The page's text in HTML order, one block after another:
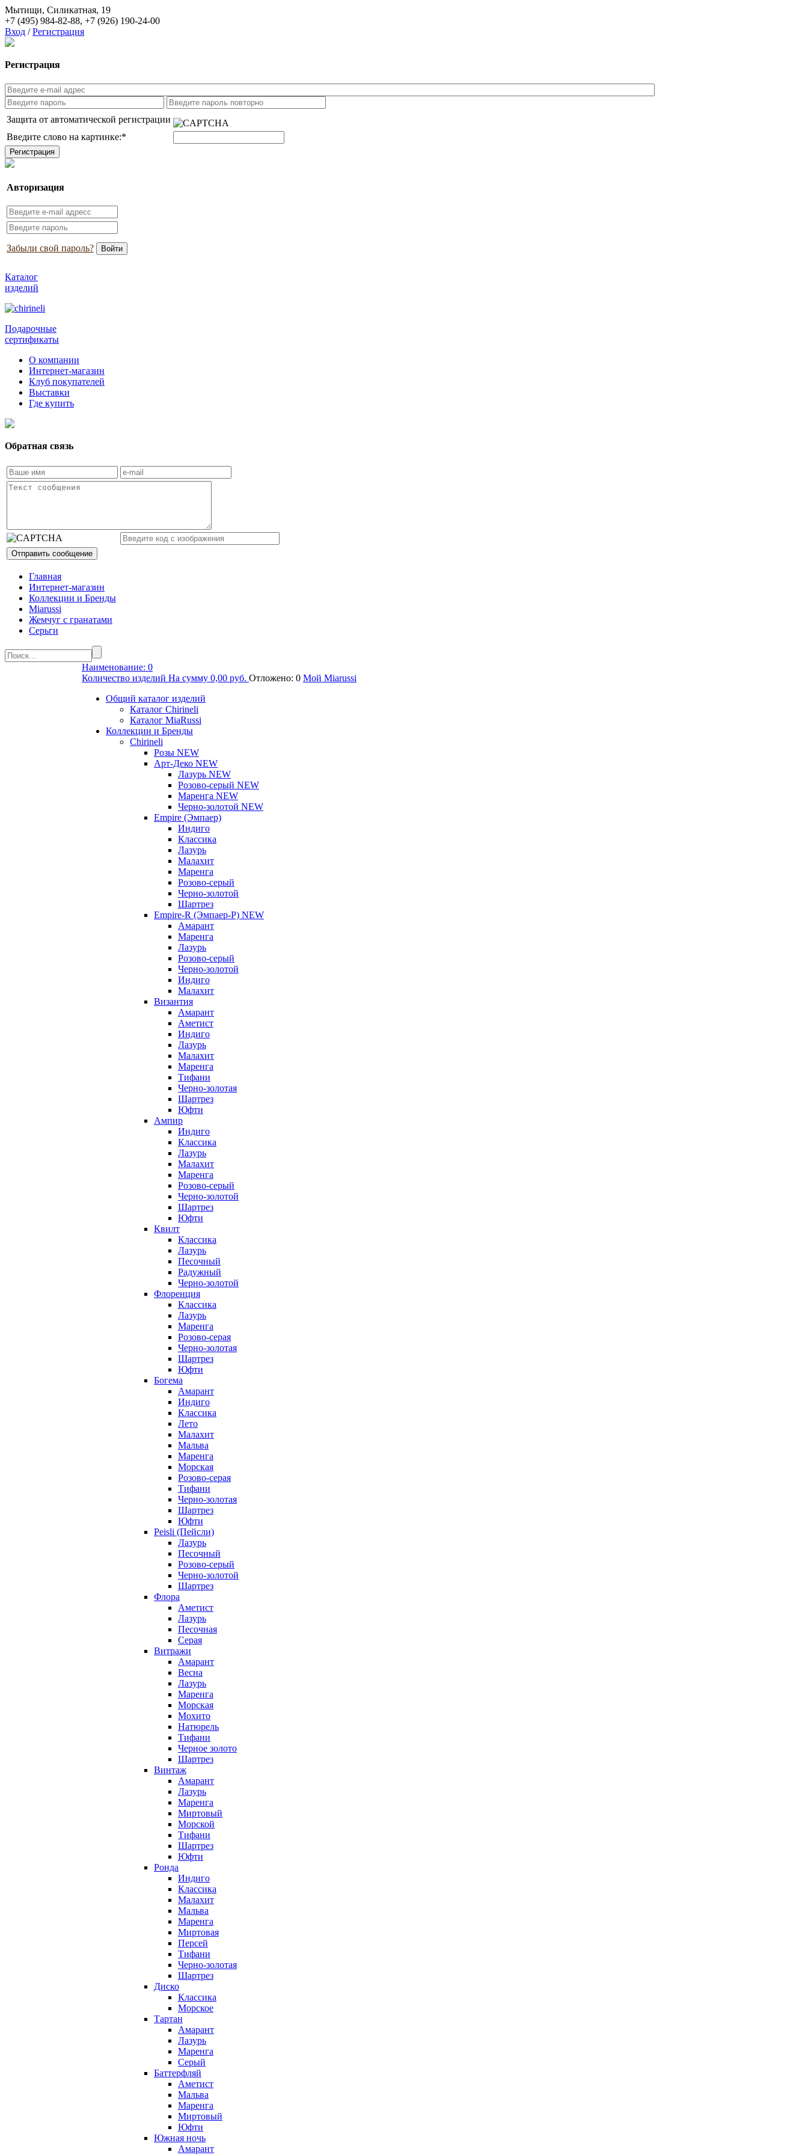
Мытищи, Силикатная, 19
+7 (495) 984-82-88, +7 (926) 190-24-00
Вход / Регистрация
Регистрация
Защита от автоматической регистрации
Введите слово на картинке:*
Авторизация
Забыли свой пароль?
Каталог
изделий
Подарочные
сертификаты
О компании
Интернет-магазин
Клуб покупателей
Выставки
Где купить
Обратная связь
Главная
Интернет-магазин
Коллекции и Бренды
Miarussi
Жемчуг с гранатами
Серьги
Наименование: 0
Количество изделий На сумму 0,00 руб. Отложено: 0 Мой Miarussi
Общий каталог изделий
Каталог Chirineli
Каталог MiaRussi
Коллекции и Бренды
Chirineli
Розы NEW
Арт-Деко NEW
Лазурь NEW
Розово-серый NEW
Маренга NEW
Черно-золотой NEW
Empire (Эмпаер)
Индиго
Классика
Лазурь
Малахит
Маренга
Розово-серый
Черно-золотой
Шартрез
Empire-R (Эмпаер-P) NEW
Амарант
Маренга
Лазурь
Розово-серый
Черно-золотой
Индиго
Малахит
Византия
Амарант
Аметист
Индиго
Лазурь
Малахит
Маренга
Тифани
Черно-золотая
Шартрез
Юфти
Ампир
Индиго
Классика
Лазурь
Малахит
Маренга
Розово-серый
Черно-золотой
Шартрез
Юфти
Квилт
Классика
Лазурь
Песочный
Радужный
Черно-золотой
Флоренция
Классика
Лазурь
Маренга
Розово-серая
Черно-золотая
Шартрез
Юфти
Богема
Амарант
Индиго
Классика
Лето
Малахит
Мальва
Маренга
Морская
Розово-серая
Тифани
Черно-золотая
Шартрез
Юфти
Peisli (Пейсли)
Лазурь
Песочный
Розово-серый
Черно-золотой
Шартрез
Флора
Аметист
Лазурь
Песочная
Серая
Витражи
Амарант
Весна
Лазурь
Маренга
Морская
Мохито
Натюрель
Тифани
Черное золото
Шартрез
Винтаж
Амарант
Лазурь
Маренга
Миртовый
Морской
Тифани
Шартрез
Юфти
Ронда
Индиго
Классика
Малахит
Мальва
Маренга
Миртовая
Персей
Тифани
Черно-золотая
Шартрез
Диско
Классика
Морское
Тартан
Амарант
Лазурь
Маренга
Серый
Баттерфляй
Аметист
Мальва
Маренга
Миртовый
Юфти
Южная ночь
Амарант